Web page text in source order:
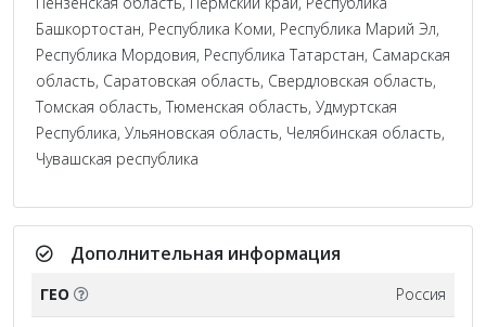
Башкортостан, Республика Коми, Республика Марий Эл,
Республика Мордовия, Республика Татарстан, Самарская
область, Саратовская область, Свердловская область,
Томская область, Тюменская область, Удмуртская
Республика, Ульяновская область, Челябинская область,
Чувашская республика
Дополнительная информация
ГЕО Россия